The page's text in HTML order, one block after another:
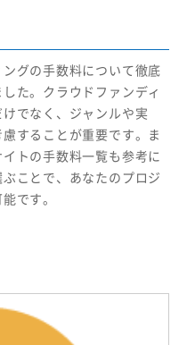
グの手数料について徹底
た。クラウドファンディ
でなく、ジャンルや実
することが重要です。ま
トの手数料一覧も参考に
ことで、あなたのプロジ
です。